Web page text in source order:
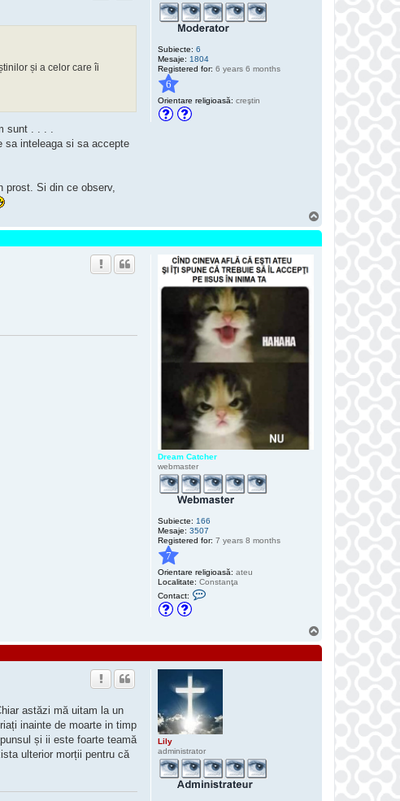
Subiecte: 6
Mesaje: 1804
Registered for: 6 years 6 months
6
Orientare religioasă: creştin
și a celor care îi
sunt . . . .
sa inteleaga si sa accepte
prost. Si din ce observ,
u
Dream Catcher
webmaster
Subiecte: 166
Mesaje: 3507
Registered for: 7 years 8 months
7
Orientare religioasă: ateu
Localitate: Constanţa
Contact:
a
D
r
e
C
a
t
Lily
administrator
astăzi mă uitam la un
inainte de moarte in timp
și ii este foarte teamă
ulterior morții pentru că